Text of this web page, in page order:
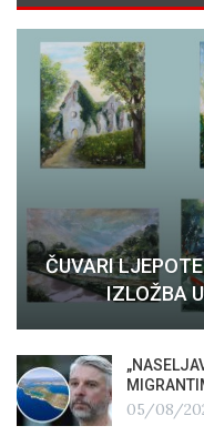
ČUVARI
IZLOŽBA
05/08/